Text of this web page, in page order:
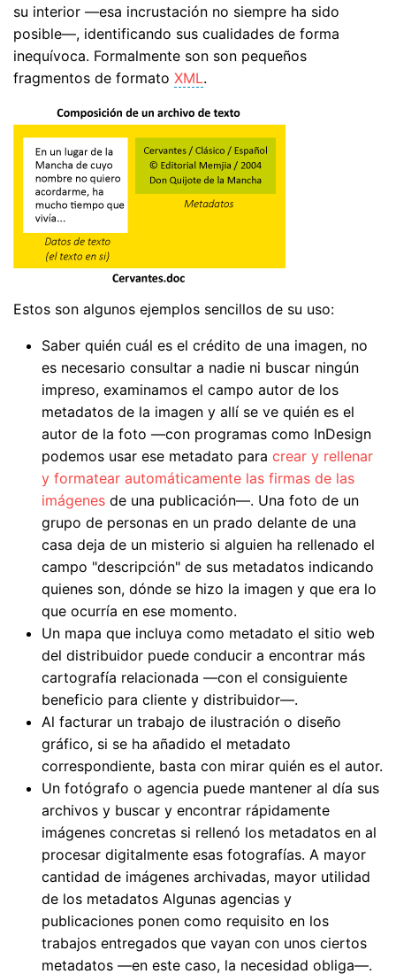
su interior —esa incrustación no siempre ha sido
posible—, identificando sus cualidades de forma
inequívoca. Formalmente son son pequeños
fragmentos de formato XML.
Estos son algunos ejemplos sencillos de su uso:
Saber quién cuál es el crédito de una imagen, no
es necesario consultar a nadie ni buscar ningún
impreso, examinamos el campo autor de los
metadatos de la imagen y allí se ve quién es el
autor de la foto —con programas como InDesign
podemos usar ese metadato para crear y rellenar
y formatear automáticamente las firmas de las
imágenes de una publicación—. Una foto de un
grupo de personas en un prado delante de una
casa deja de un misterio si alguien ha rellenado el
campo "descripción" de sus metadatos indicando
quienes son, dónde se hizo la imagen y que era lo
que ocurría en ese momento.
Un mapa que incluya como metadato el sitio web
del distribuidor puede conducir a encontrar más
cartografía relacionada —con el consiguiente
beneficio para cliente y distribuidor—.
Al facturar un trabajo de ilustración o diseño
gráfico, si se ha añadido el metadato
correspondiente, basta con mirar quién es el autor.
Un fotógrafo o agencia puede mantener al día sus
archivos y buscar y encontrar rápidamente
imágenes concretas si rellenó los metadatos en al
procesar digitalmente esas fotografías. A mayor
cantidad de imágenes archivadas, mayor utilidad
de los metadatos Algunas agencias y
publicaciones ponen como requisito en los
trabajos entregados que vayan con unos ciertos
metadatos —en este caso, la necesidad obliga—.